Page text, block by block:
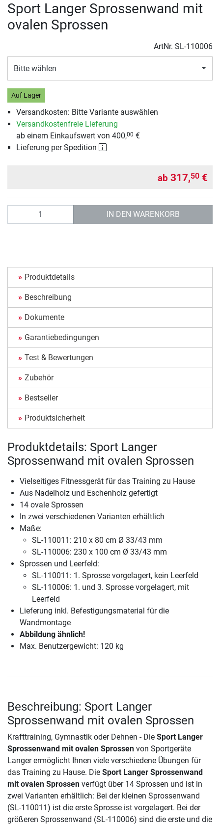
Sport Langer Sprossenwand mit
ovalen Sprossen
ArtNr. SL-110006
Bitte wählen
Auf Lager
Versandkosten: Bitte Variante auswählen
Versandkostenfreie Lieferung
ab einem Einkaufswert von 400,00 €
Lieferung per Spedition
ab 317,50 €
IN DEN WARENKORB
Produktdetails
Beschreibung
Dokumente
Garantiebedingungen
Test & Bewertungen
Zubehör
Bestseller
Produktsicherheit
Produktdetails: Sport Langer
Sprossenwand mit ovalen Sprossen
Vielseitiges Fitnessgerät für das Training zu Hause
Aus Nadelholz und Eschenholz gefertigt
14 ovale Sprossen
In zwei verschiedenen Varianten erhältlich
Maße:
SL-110011: 210 x 80 cm Ø 33/43 mm
SL-110006: 230 x 100 cm Ø 33/43 mm
Sprossen und Leerfeld:
SL-110011: 1. Sprosse vorgelagert, kein Leerfeld
SL-110006: 1. und 3. Sprosse vorgelagert, mit
Leerfeld
Lieferung inkl. Befestigungsmaterial für die
Wandmontage
Abbildung ähnlich!
Max. Benutzergewicht: 120 kg
Beschreibung: Sport Langer
Sprossenwand mit ovalen Sprossen
Krafttraining, Gymnastik oder Dehnen - Die Sport Langer
Sprossenwand mit ovalen Sprossen von Sportgeräte
Langer ermöglicht Ihnen viele verschiedene Übungen für
das Training zu Hause. Die Sport Langer Sprossenwand
mit ovalen Sprossen verfügt über 14 Sprossen und ist in
zwei Varianten erhältlich: Bei der kleinen Sprossenwand
(SL-110011) ist die erste Sprosse ist vorgelagert. Bei der
größeren Sprossenwand (SL-110006) sind die erste und die